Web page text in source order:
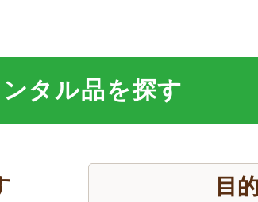
ンタル品を探す
目